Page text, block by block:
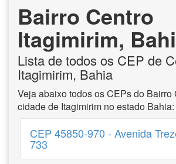
Bairro Centro
Itagimirim,
Lista de todos os CEP de
Itagimirim, Bahia
Veja abaixo todos os CEPs do Bairro
cidade de Itagimirim no estado Bahia:
CEP 45850-970 - Avenida
733